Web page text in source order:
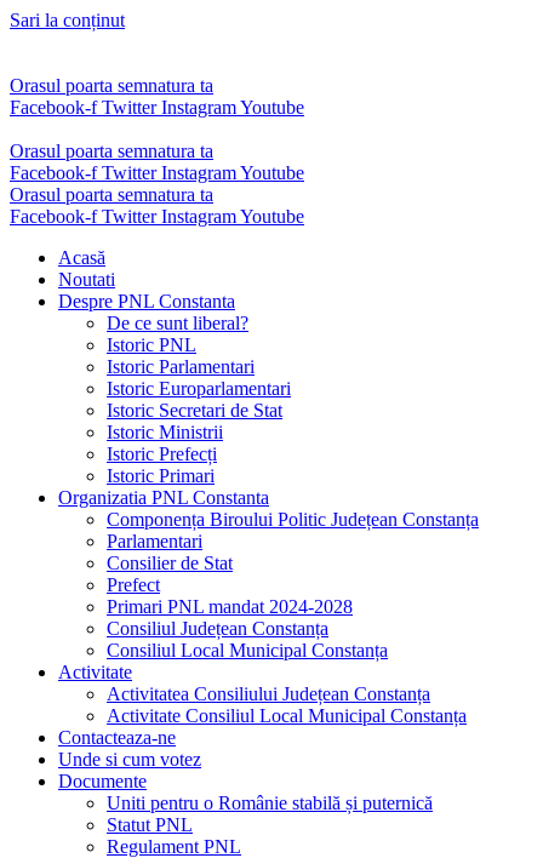
Sari la conținut
Orasul poarta semnatura ta
Facebook-f Twitter InstagramYoutube
Orasul poarta semnatura ta
Facebook-f Twitter InstagramYoutube
Orasul poarta semnatura ta
Facebook-f Twitter InstagramYoutube
Acasă
Noutati
Despre PNL Constanta
De ce sunt liberal?
Istoric PNL
Istoric Parlamentari
Istoric Europarlamentari
Istoric Secretari de Stat
Istoric Ministrii
Istoric Prefecți
Istoric Primari
Organizatia PNL Constanta
Componența Biroului Politic Județean Constanța
Parlamentari
Consilier de Stat
Prefect
Primari PNL mandat 2024-2028
Consiliul Județean Constanța
Consiliul Local Municipal Constanța
Activitate
Activitatea Consiliului Județean Constanța
Activitate Consiliul Local Municipal Constanța
Contacteaza-ne
Unde si cum votez
Documente
Uniti pentru o Românie stabilă și puternică
Statut PNL
Regulament PNL